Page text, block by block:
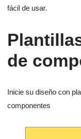
fácil de usar.
de
Inicie su diseño con
componentes